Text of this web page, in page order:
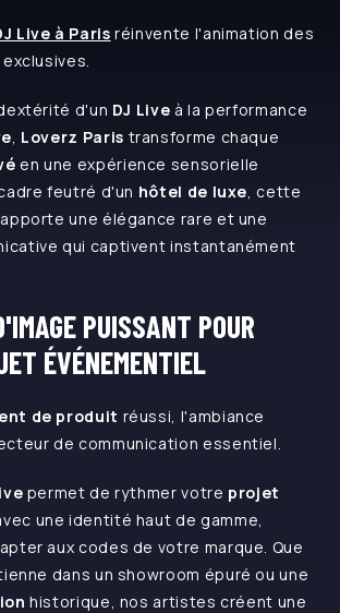
Live à Paris réinvente l'animation des
d'un DJ Live à la performance
, Loverz Paris transforme chaque
en une expérience sensorielle
feutré d'un hôtel de luxe, cette
une élégance rare et une
qui captivent instantanément
PUISSANT POUR
ÉVÉNEMENTIEL
de produit réussi, l'ambiance
de communication essentiel.
permet de rythmer votre projet
une identité haut de gamme,
aux codes de votre marque. Que
dans un showroom épuré ou une
historique, nos artistes créent une